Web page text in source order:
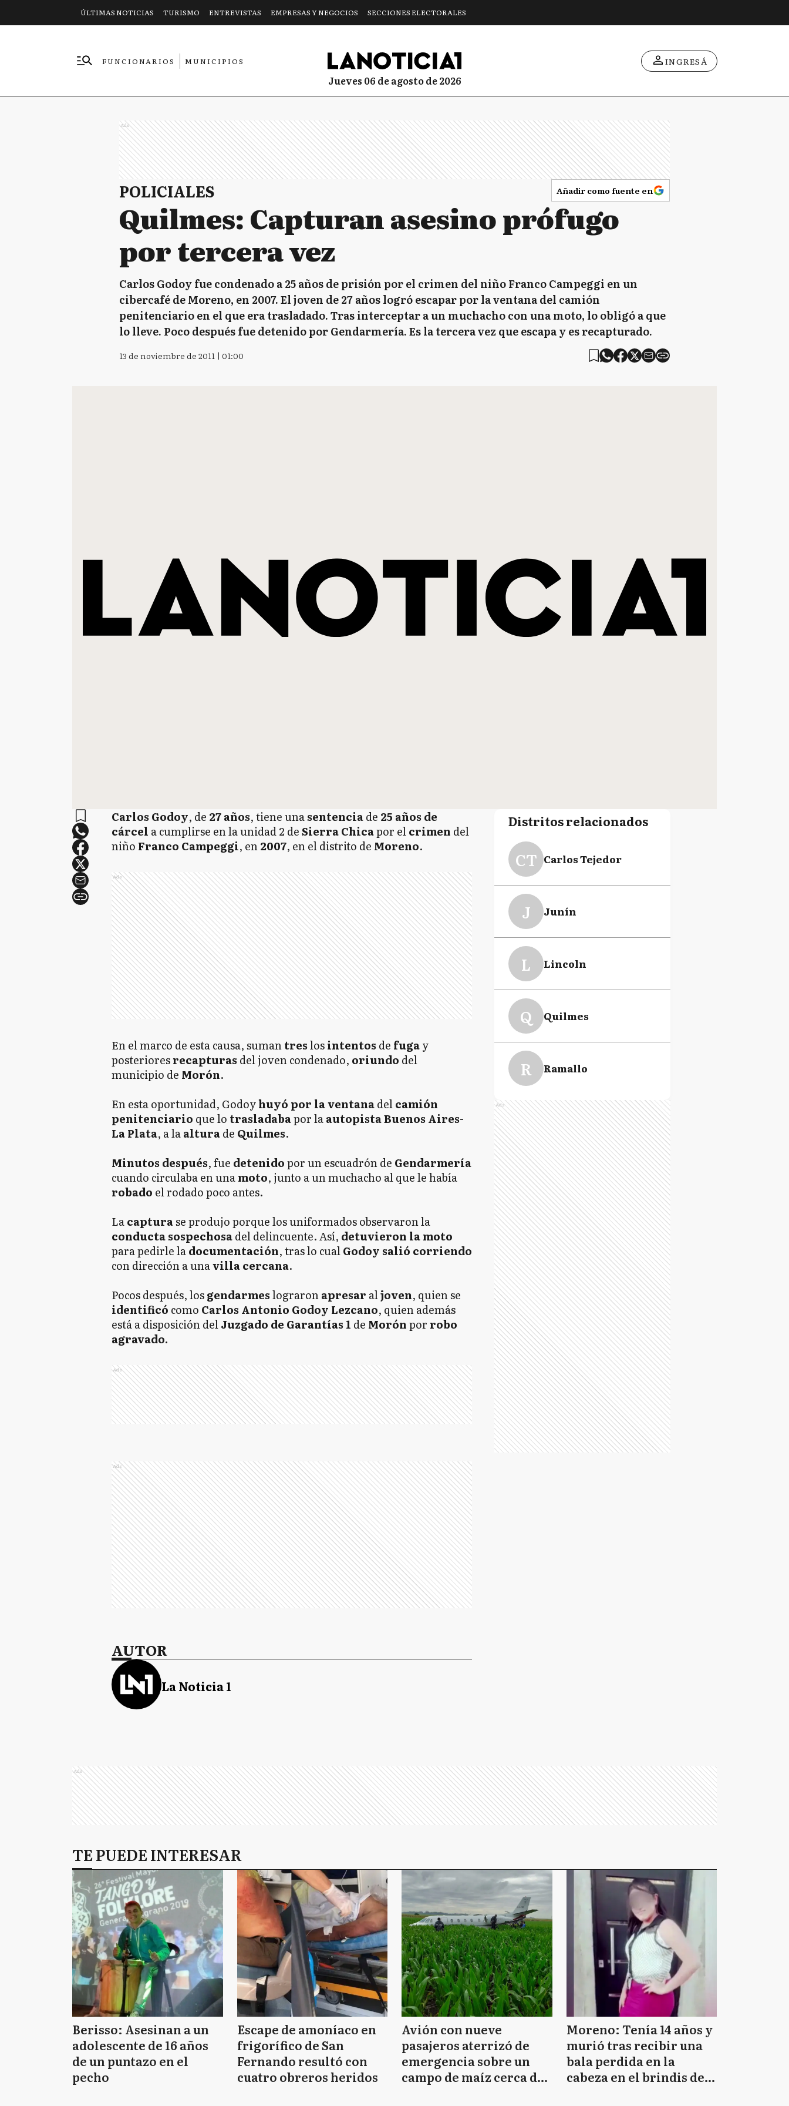
ÚLTIMAS NOTICIAS TURISMO ENTREVISTAS EMPRESAS Y NEGOCIOS SECCIONES ELECTORALES
FUNCIONARIOS
MUNICIPIOS
jueves 06 de agosto de 2026
INGRESÁ
Ads
POLICIALES Añadir como fuente en
Quilmes: Capturan asesino prófugo
por tercera vez
Carlos Godoy fue condenado a 25 años de prisión por el crimen del niño Franco Campeggi en un
cibercafé de Moreno, en 2007. El joven de 27 años logró escapar por la ventana del camión
penitenciario en el que era trasladado. Tras interceptar a un muchacho con una moto, lo obligó a que
lo lleve. Poco después fue detenido por Gendarmería. Es la tercera vez que escapa y es recapturado.
13 de noviembre de 2011 | 01:00
Carlos Godoy, de 27 años, tiene unasentenciade 25 años de
cárcel a cumplirse en la unidad 2 deSierra Chicapor elcrimen del
niño Franco Campeggi, en2007, en el distrito de Moreno.
Ads
En el marco de esta causa, sumantreslosintentos de fugay
posterioresrecapturas del joven condenado, oriundo del
municipio de Morón.
En esta oportunidad, Godoyhuyó por la ventanadelcamión
penitenciario que lo trasladabapor laautopista Buenos Aires-
La Plata, a laalturade Quilmes.
Minutos después, fue detenidopor un escuadrón de Gendarmería
cuando circulaba en unamoto, junto a un muchacho al que le había
robado el rodado poco antes.
Lacapturase produjo porque los uniformados observaron la
conducta sospechosadel delincuente. Así, detuvieron la moto
para pedirle ladocumentación, tras lo cualGodoy salió corriendo
con dirección a unavilla cercana.
Pocos después, losgendarmeslograronapresar aljoven, quien se
identificó como Carlos Antonio Godoy Lezcano, quien además
está a disposición delJuzgado de Garantías 1 de Morónpor robo
agravado.
Ads
Ads
AUTOR
La Noticia 1
Distritos relacionados
CT Carlos Tejedor
J Junín
L Lincoln
Q Quilmes
R Ramallo
Ads
Ads
TE PUEDE INTERESAR
Berisso: Asesinan a un
adolescente de 16 años
de un puntazo en el
pecho
Escape de amoníaco en
frigorífico de San
Fernando resultó con
cuatro obreros heridos
Avión con nueve
pasajeros aterrizó de
emergencia sobre un
campo de maíz cerca de
Moreno: Tenía 14 años y
murió tras recibir una
bala perdida en la
cabeza en el brindis de